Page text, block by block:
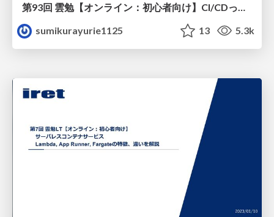
第93回 雲勉【オンライン：初心者向け】CI/CDって結局何なの？インフラエンジニアがCode3兄弟を学ぶ
sumikurayurie1125
13 5.3k